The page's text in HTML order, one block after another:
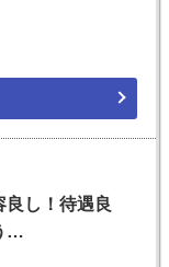
良し！待遇良
…